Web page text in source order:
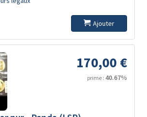
Ajouter
170,00 €
prime : 40.67%